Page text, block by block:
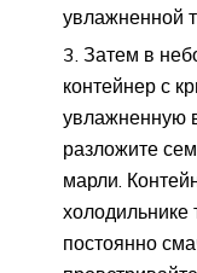
увлажненной
Затем в
контейнер с
увлажненную
разложите
марли.
холодильнике
постоянно